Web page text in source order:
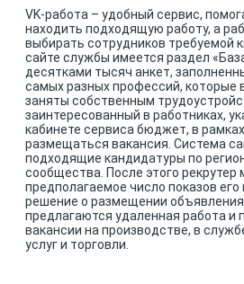
VK-работа – удобный сервис,
находить подходящую работу, а
выбирать сотрудников требуемой
сайте службы имеется раздел
десятками тысяч анкет,
самых разных профессий, которые
заняты собственным
заинтересованный в работниках,
кабинете сервиса бюджет, в
размещаться вакансия. Система
подходящие кандидатуры по
сообщества. После этого рекрутер
предполагаемое число показов его
решение о размещении
предлагаются удаленная работа и
вакансии на производстве, в
услуг и торговли.